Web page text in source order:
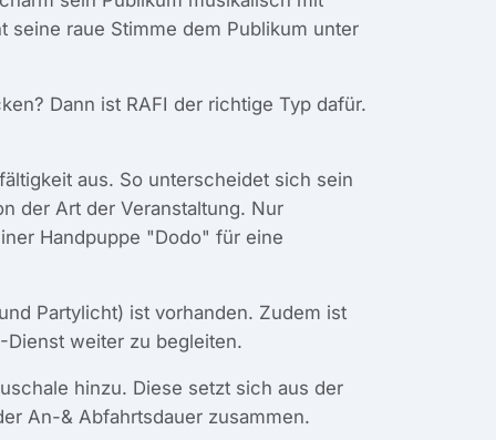
seine raue Stimme dem Publikum unter
Dann ist RAFI der richtige Typ dafür.
aus. So unterscheidet sich sein
der Art der Veranstaltung. Nur
Handpuppe "Dodo" für eine
Partylicht) ist vorhanden. Zudem ist
Dienst weiter zu begleiten.
hinzu. Diese setzt sich aus der
An-& Abfahrtsdauer zusammen.